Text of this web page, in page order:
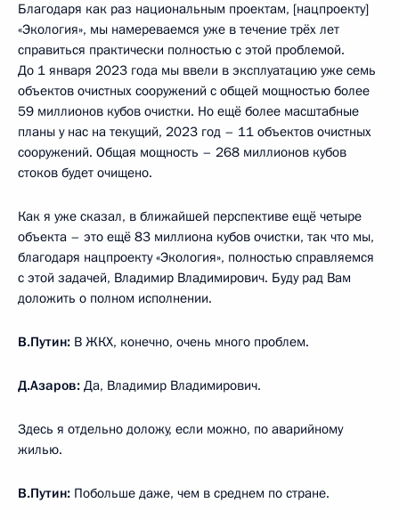
Благодаря как раз национальным проектам, [нацпроекту]
«Экология», мы намереваемся уже в течение трёх лет
справиться практически полностью с этой проблемой.
До 1 января 2023 года мы ввели в эксплуатацию уже семь
объектов очистных сооружений с общей мощностью более
59 миллионов кубов очистки. Но ещё более масштабные
планы у нас на текущий, 2023 год – 11 объектов очистных
сооружений. Общая мощность – 268 миллионов кубов
стоков будет очищено.
Как я уже сказал, в ближайшей перспективе ещё четыре
объекта – это ещё 83 миллиона кубов очистки, так что мы,
благодаря нацпроекту «Экология», полностью справляемся
с этой задачей, Владимир Владимирович. Буду рад Вам
доложить о полном исполнении.
В.Путин: В ЖКХ, конечно, очень много проблем.
Д.Азаров: Да, Владимир Владимирович.
Здесь я отдельно доложу, если можно, по аварийному
жилью.
В.Путин: Побольше даже, чем в среднем по стране.